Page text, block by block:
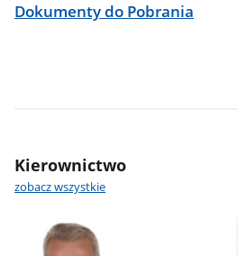
Dokumenty do Pobrania
Kierownictwo
zobacz wszystkie